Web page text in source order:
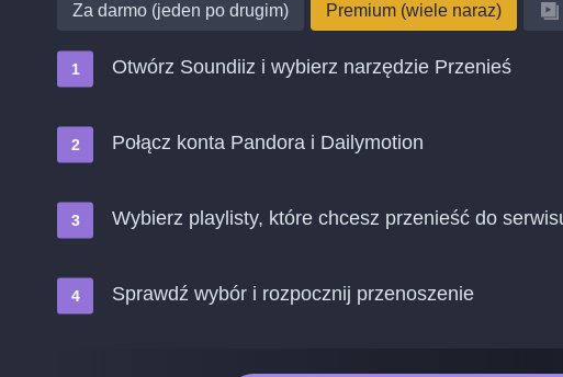
Za darmo (jeden po drugim) Premium (wiele naraz)
Otwórz Soundiiz i wybierz narzędzie Przenieś
Połącz konta Pandora i Dailymotion
Wybierz playlisty, które chcesz przenieść do
Sprawdź wybór i rozpocznij przenoszenie